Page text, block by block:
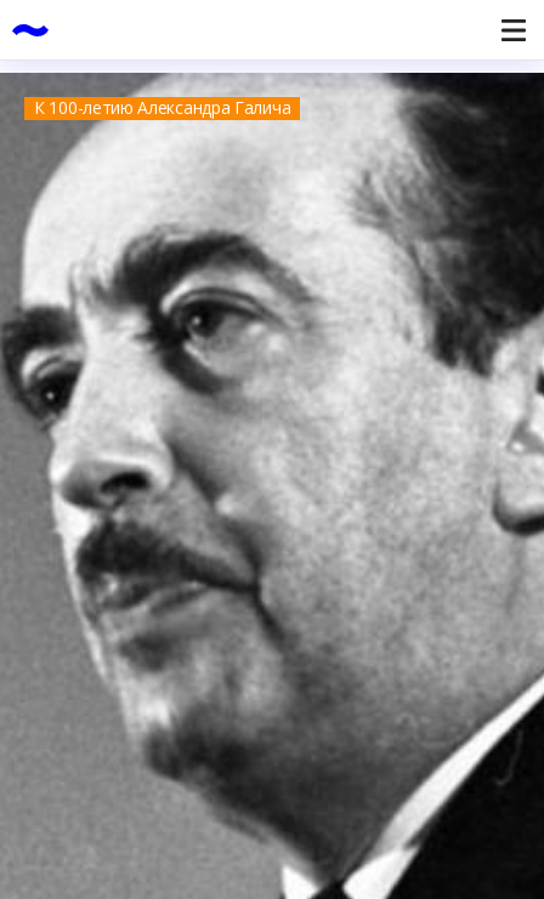
К 100-летию Александра Галича